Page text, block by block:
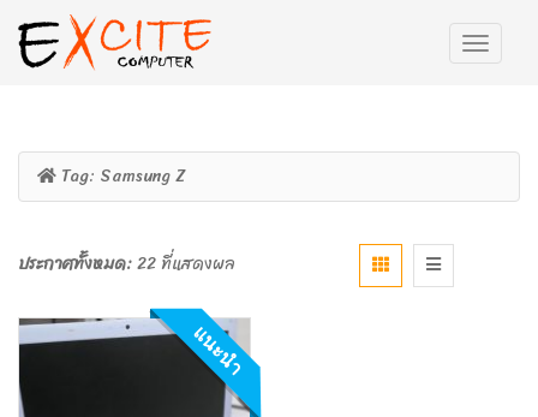
Tag: Samsung Z
ประกาศทั้งหมด:22 ที่แสดงผล
แนะนำ